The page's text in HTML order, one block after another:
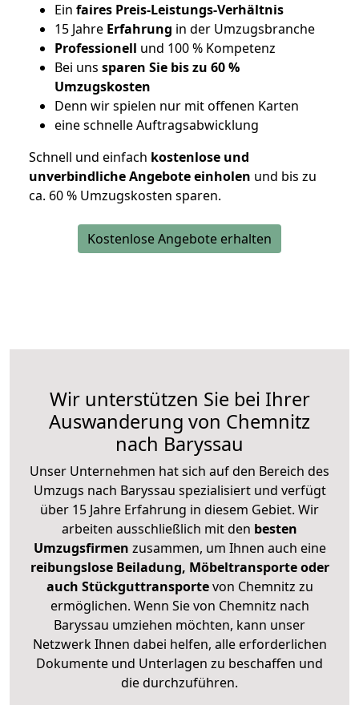
Ein faires Preis-Leistungs-Verhältnis
15 Jahre Erfahrung in der Umzugsbranche
Professionell und 100 % Kompetenz
Bei uns sparen Sie bis zu 60 %
Umzugskosten
Denn wir spielen nur mit offenen Karten
eine schnelle Auftragsabwicklung
Schnell und einfach kostenlose und
unverbindliche Angebote einholen und bis zu
ca. 60 % Umzugskosten sparen.
Kostenlose Angebote erhalten
Wir unterstützen Sie bei Ihrer
Auswanderung von Chemnitz
nach Baryssau
Unser Unternehmen hat sich auf den Bereich des
Umzugs nach Baryssau spezialisiert und verfügt
über 15 Jahre Erfahrung in diesem Gebiet. Wir
arbeiten ausschließlich mit den besten
Umzugsfirmen zusammen, um Ihnen auch eine
reibungslose Beiladung, Möbeltransporte oder
auch Stückguttransportevon Chemnitz zu
ermöglichen. Wenn Sie von Chemnitz nach
Baryssau umziehen möchten, kann unser
Netzwerk Ihnen dabei helfen, alle erforderlichen
Dokumente und Unterlagen zu beschaffen und
die durchzuführen.